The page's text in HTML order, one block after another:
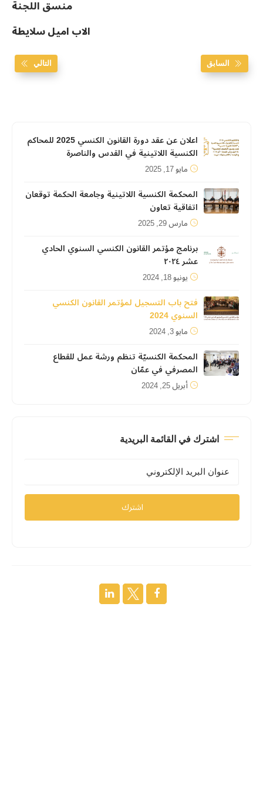
منسق اللجنة
الاب اميل سلايطة
السابق التالي
اعلان عن عقد دورة القانون الكنسي 2025 للمحاكم
الكنسية اللاتينية في القدس والناصرة
مايو 17, 2025
المحكمة الكنسية اللاتينية وجامعة الحكمة توقعان
اتفاقية تعاون
مارس 29, 2025
برنامج مؤتمر القانون الكنسي السنوي الحادي
عشر ٢٠٢٤
يونيو 18, 2024
فتح باب التسجيل لمؤتمر القانون الكنسي
السنوي 2024
مايو 3, 2024
المحكمة الكنسيّة تنظم ورشة عمل للقطاع
المصرفي في عمّان
أبريل 25, 2024
اشترك في القائمة البريدية
اشترك